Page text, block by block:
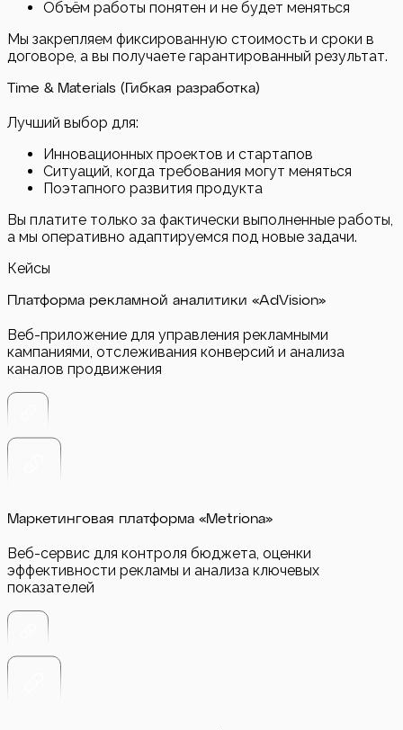
Объём работы понятен и не будет меняться
Мы закрепляем фиксированную стоимость и сроки в
договоре, а вы получаете гарантированный результат.
Time & Materials (Гибкая разработка)
Лучший выбор для:
Инновационных проектов и стартапов
Ситуаций, когда требования могут меняться
Поэтапного развития продукта
Вы платите только за фактически выполненные работы,
а мы оперативно адаптируемся под новые задачи.
Кейсы
Платформа рекламной аналитики «AdVision»
Веб-приложение для управления рекламными
кампаниями, отслеживания конверсий и анализа
каналов продвижения
Маркетинговая платформа «Metriona»
Веб-сервис для контроля бюджета, оценки
эффективности рекламы и анализа ключевых
показателей